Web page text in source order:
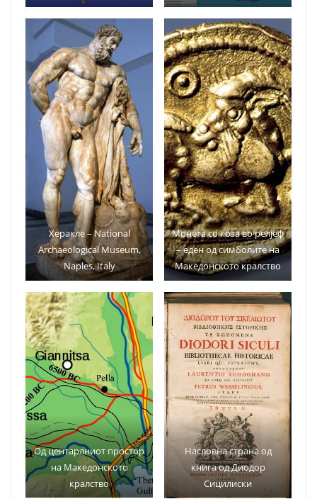
Херакле – National
Archaeological Museum,
Naples, Italy
Монета со коза во релјеф
– еден од симболите на
Македонското кралство
Од центарлниот простор
на Македонското
кралство
Насловна страна од
книга од Диодор
Сицилиски